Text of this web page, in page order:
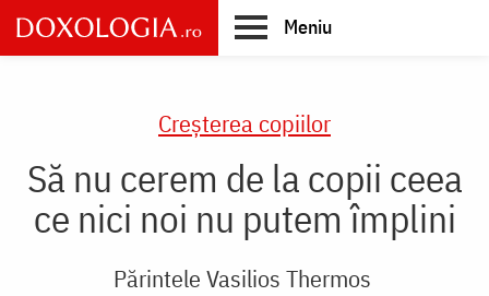
Skip
to
main
Meniu
Creşterea copiilor
Să nu cerem de la copii ceea
ce nici noi nu putem împlini
Părintele Vasilios Thermos